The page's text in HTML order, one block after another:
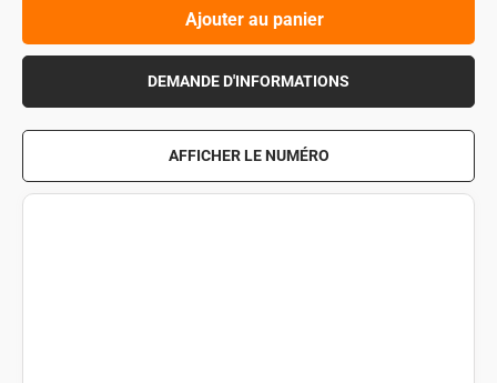
Ajouter au panier
DEMANDE D'INFORMATIONS
AFFICHER LE NUMÉRO